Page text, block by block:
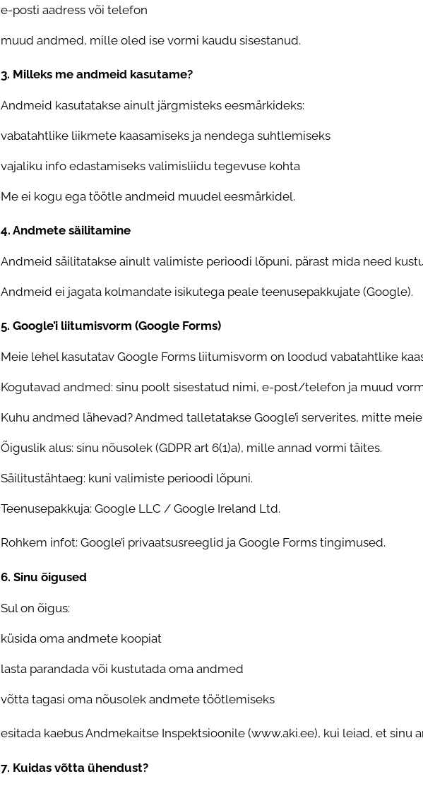
e-posti aadress või telefon
muud andmed, mille oled ise vormi kaudu sisestanud.
3. Milleks me andmeid kasutame?
Andmeid kasutatakse ainult järgmisteks eesmärkideks:
vabatahtlike liikmete kaasamiseks ja nendega suhtlemiseks
vajaliku info edastamiseks valimisliidu tegevuse kohta
Me ei kogu ega töötle andmeid muudel eesmärkidel.
4. Andmete säilitamine
Andmeid säilitatakse ainult valimiste perioodi lõpuni, pärast mida need
Andmeid ei jagata kolmandate isikutega peale teenusepakkujate (Google).
5. Google’i liitumisvorm (Google Forms)
Meie lehel kasutatav Google Forms liitumisvorm on loodud vabatahtlike
Kogutavad andmed: sinu poolt sisestatud nimi, e-post/telefon ja muud
Kuhu andmed lähevad? Andmed talletatakse Google’i serverites, mitte
Õiguslik alus: sinu nõusolek (GDPR art 6(1)a), mille annad vormi täites.
Säilitustähtaeg: kuni valimiste perioodi lõpuni.
Teenusepakkuja: Google LLC / Google Ireland Ltd.
Rohkem infot: Google’i privaatsusreeglid ja Google Forms tingimused.
6. Sinu õigused
Sul on õigus:
küsida oma andmete koopiat
lasta parandada või kustutada oma andmed
võtta tagasi oma nõusolek andmete töötlemiseks
esitada kaebus Andmekaitse Inspektsioonile (www.aki.ee), kui leiad, et sinu
7. Kuidas võtta ühendust?